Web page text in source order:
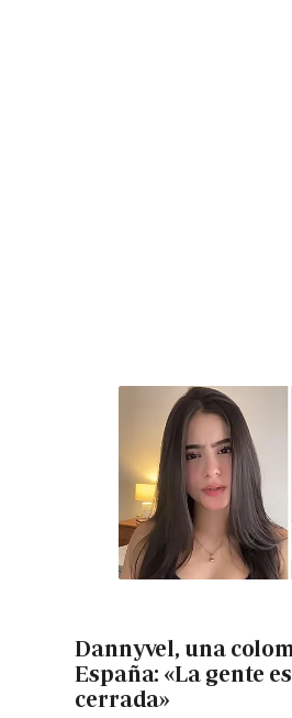
Dannyvel, una
España: «La gente
cerrada»